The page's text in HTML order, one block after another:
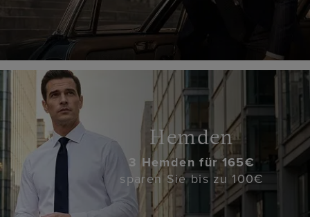
Hemden
3 Hemden für 165€
sparen Sie bis zu 100€